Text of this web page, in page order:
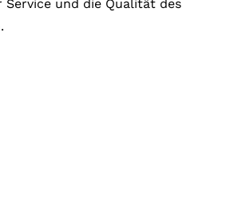
Service und die Qualität des